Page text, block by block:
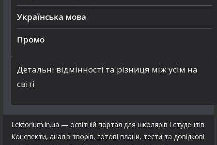
Українська мова
Промо
Детальні відмінності та різниця між усім на
світі
Lektorium.in.ua — освітній портал для школярів і студентів.
Конспекти, аналіз творів, готові плани, тести та довідкові